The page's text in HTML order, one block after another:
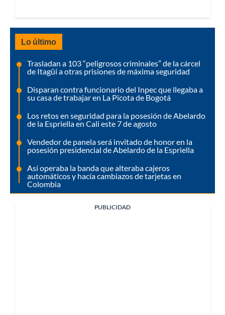
Lo último
Trasladan a 103 “peligrosos criminales” de la cárcel
de Itagüí a otras prisiones de máxima seguridad
Disparan contra funcionario del Inpec que llegaba a
su casa de trabajar en La Picota de Bogotá
Los retos en seguridad para la posesión de Abelardo
de la Espriella en Cali este 7 de agosto
Vendedor de panela será invitado de honor en la
posesión presidencial de Abelardo de la Espriella
Así operaba la banda que alteraba cajeros
automáticos y hacía cambiazos de tarjetas en
Colombia
PUBLICIDAD